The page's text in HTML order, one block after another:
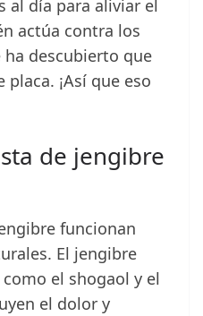
al día para aliviar el
actúa contra los
descubierto que
¡Así que eso
de jengibre
funcionan
El jengibre
el shogaol y el
el dolor y